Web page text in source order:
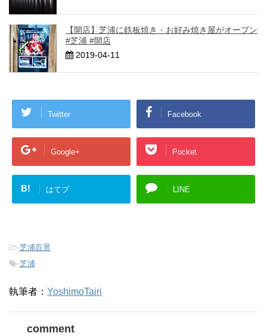
【開店】芝浦に鉄板焼き・お好み焼き屋がオープン
#芝浦 #開店
2019-04-11
Twitter Facebook
Google+ Pocket
B! はてブ LINE
-芝浦百景
-芝浦
執筆者： YoshimoTairi
comment